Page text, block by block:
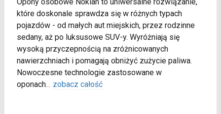
które doskonale sprawdza się w różnych typach
pojazdów - od małych aut miejskich, przez rodzinne
sedany, aż po luksusowe SUV-y. Wyróżniają się
wysoką przyczepnością na zróżnicowanych
nawierzchniach i pomagają obniżyć zużycie paliwa.
Nowoczesne technologie zastosowane w
oponach... zobacz całość